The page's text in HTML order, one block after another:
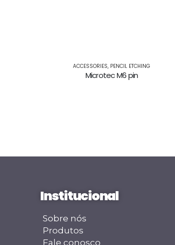
ACCESSORIES, PENCIL ETCHING
Microtec M6 pin
Institucional
Sobre nós
Produtos
Fale conosco